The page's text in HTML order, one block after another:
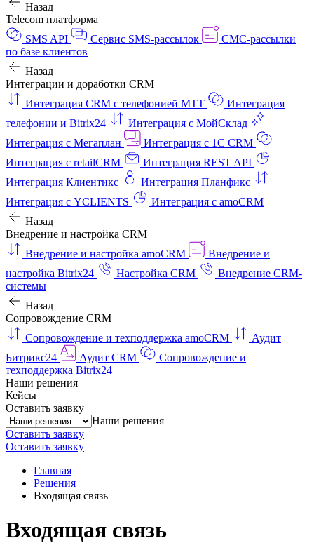
Назад
Telecom платформа
SMS API
Сервис SMS-рассылок
СМС-рассылки
по базе клиентов
Назад
Интеграции и доработки CRM
Интеграция CRM с телефонией МТТ
Интеграция
телефонии и Bitrix24
Интеграция с МойСклад
Интеграция с Мегаплан
Интеграция с 1C CRM
Интеграция с retailCRM
Интеграция REST API
Интеграция Клиентикс
Интеграция Планфикс
Интеграция с YCLIENTS
Интеграция с amoCRM
Назад
Внедрение и настройка CRM
Внедрение и настройка amoCRM
Внедрение и
настройка Bitrix24
Настройка CRM
Внедрение CRM-
системы
Назад
Сопровождение CRM
Сопровождение и техподдержка amoCRM
Аудит
Битрикс24
Аудит CRM
Сопровождение и
техподдержка Bitrix24
Наши решения
Кейсы
Оставить заявку
Наши решения
Оставить заявку
Оставить заявку
Главная
Решения
Входящая связь
Входящая связь